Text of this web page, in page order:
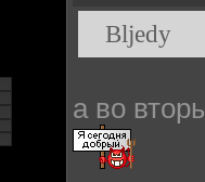
Bljedy
а во